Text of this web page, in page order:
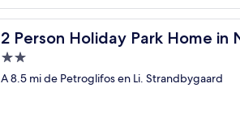
2 Person Holiday Park Home in
2 Person Holiday Park Home in Nexo
Propiedad
de
A 8.5 mi de Petroglifos en Li. Strandbygaard